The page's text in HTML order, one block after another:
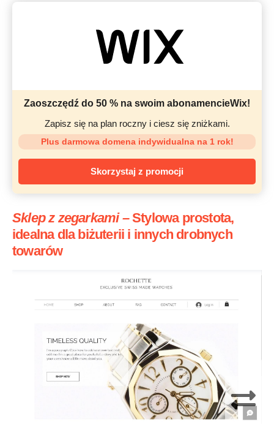
Zaoszczędź do 50 % na swoim abonamencieWix!
Zapisz się na plan roczny i ciesz się zniżkami.
Plus darmowa domena indywidualna na 1 rok!
Skorzystaj z promocji
Sklep z zegarkami–Stylowa prostota,
idealna dla biżuterii i innych drobnych
towarów